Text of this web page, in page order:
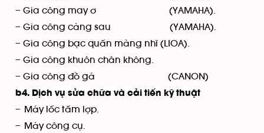
– Gia công may ơ (YAMAHA).
– Gia công càng sau (YAMAHA).
– Gia công bạc quấn màng nhĩ (LIOA).
– Gia công khuôn chân không.
– Gia công đồ gá (CANON)
b4. Dịch vụ sửa chữa và cải tiến kỹ thuật
– Máy lốc tấm lợp.
– Máy công cụ.